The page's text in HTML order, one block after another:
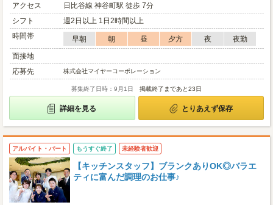
アクセス
日比谷線 神谷町駅 徒歩 7分
シフト
週2日以上 1日2時間以上
時間帯
早朝 朝 昼 夕方 夜
夜勤
面接地
応募先
株式会社マイヤーコーポレーション
募集終了日時：9月1日 掲載終了まであと23日
詳細を見る とりあえず保存
アルバイト・パート もうすぐ終了 未経験者歓迎
【キッチンスタッフ】ブランクありOK◎バラエ
ティに富んだ調理のお仕事♪